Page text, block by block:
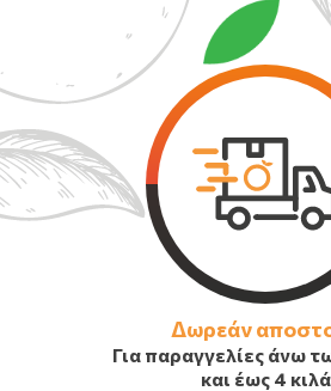
Δωρεάν
Για παραγγελίες άνω
και έως 4 κιλά